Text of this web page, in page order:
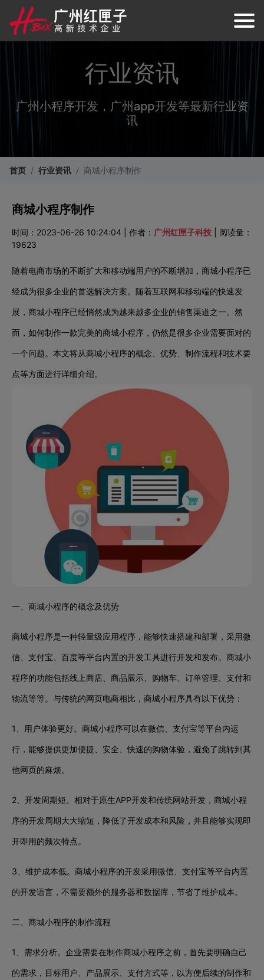
行业资讯
广州小程序开发，广州app开发等最新行业资
讯
首页 行业资讯 商城小程序制作
商城小程序制作
时间：2023-06-26 10:24:04 | 作者： 广州红匣子科技 | 阅读量：
19623
随着电商市场的不断扩大和移动端用户的不断增加，商城小程序已
经成为很多企业的首选解决方案。随着互联网和移动端的快速发
展，商城小程序已经悄然成为越来越多企业的销售渠道之一。然
而，如何制作一款完美的商城小程序，仍然是很多企业需要面对的
一个问题。本文将从商城小程序的概念、优势、制作流程和技术要
点等方面进行详细介绍。
一、商城小程序的概念及优势
商城小程序是一种轻量级应用程序，能够快速搭建和部署，采用微
信、支付宝、百度等平台内置的开发工具进行开发和发布。商城小
程序的功能包括线上商店、商品展示、购物车、订单管理、支付和
物流等等。与传统的网页电商相比，商城小程序具有以下优势：
1、用户体验更好。商城小程序可以在微信、支付宝等平台内运
行，能够提供更加便捷、安全、快速的购物体验，避免了跳转到其
他网页的麻烦。
2、开发周期短。相对于原生APP开发和传统网站开发，商城小程
序的开发周期大大缩短，降低了开发成本和风险，并且能够实现即
开即用的频次特点。
3、维护成本低。商城小程序的开发采用微信、支付宝等平台内置
的开发语言，不需要额外的服务器和数据库，节省了维护成本。
二、商城小程序的制作流程
1、需求分析。企业需要在制作商城小程序之前，首先要明确自己
的需求，目标用户、产品展示、支付方式等，以方便后续的制作和